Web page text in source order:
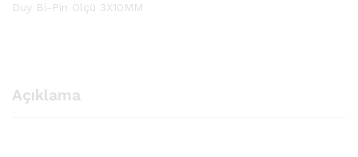
Duy Bi-Pin Ölçü 3X10MM
Açıklama